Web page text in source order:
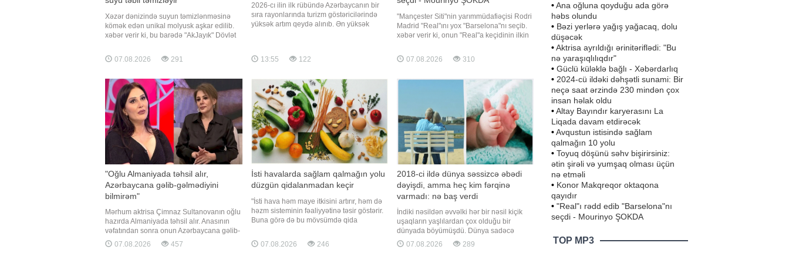
Xəzər dənizində suyun təmizlənməsinə
kömək edən unikal molyusk aşkar edilib.
xəbər verir ki, bu barədə "AkJayık" Dövlət
veriblər. "AkJayık" Dövlət Təbiət Qoruğu
Qazaxıstanın Atırau vilayətinin Mahambet
07.08.2026 291
2026-cı ilin ilk rübündə Azərbaycanın bir
sıra rayonlarında turizm göstəricilərində
yüksək artım qeydə alınıb. Ən yüksək
Agentliyindən məlumat verilib. Turizm
13:55 122
"Mançester Siti"nin yarımmüdafiəçisi Rodri
Madrid "Real"ını yox "Barselona"nı seçib.
xəbər verir ki, onun "Real"a keçidinin ilkin
tutmadığı məlum olub. Qeyd olunur ki,
Rodri "Real"la sövdələşməyə 100 faiz razı
07.08.2026 310
"Oğlu Almaniyada təhsil alır,
Azərbaycana gəlib-gəlmədiyini
bilmirəm"
Mərhum aktrisa Çimnaz Sultanovanın oğlu
hazırda Almaniyada təhsil alır. Anasının
vəfatından sonra onun Azərbaycana gəlib-
gəlməməsi barədə məlumatım yoxdur.
Bunu aktrisa Sonaxanım Əliyeva
07.08.2026 457
İsti havalarda sağlam qalmağın yolu
düzgün qidalanmadan keçir
"İsti hava həm maye itkisini artırır, həm də
həzm sisteminin fəaliyyətinə təsir göstərir.
Buna görə də bu mövsümdə qida
qorunması baxımından xüsusi əhəmiyyət
daşıyır". Bunu BİG.AZ-a açıqlamasında
07.08.2026 246
2018-ci ildə dünya səssizcə əbədi
dəyişdi, amma heç kim fərqinə
varmadı: nə baş verdi
İndiki nəsildən əvvəlki hər bir nəsil kiçik
uşaqların yaşlılardan çox olduğu bir
dünyada böyümüşdü. Dünya sadəcə
olaraq belə qurulmuşdu və bütün yazılı
tarix boyunca bütün planet üçün bu, belə
07.08.2026 289
•Ana oğluna qoyduğu ada görə
həbs olundu
• Bəzi yerlərə yağış yağacaq, dolu
düşəcək
•Aktrisa ayrıldığı ərinitəriflədi: "Bu
nə yaraşıqlılıqdır"
• Güclü küləklə bağlı - Xəbərdarlıq
• 2024-cü ildəki dəhşətli sunami: Bir
neçə saat ərzində 230 mindən çox
insan həlak oldu
•Altay Bayındır karyerasını La
Liqada davam etdirəcək
•Avqustun istisində sağlam
qalmağın 10 yolu
• Toyuq döşünü səhv bişirirsiniz:
ətin şirəli və yumşaq olması üçün
nə etməli
• Konor Makqreqor oktaqona
qayıdır
• "Real"ı rədd edib "Barselona"nı
seçdi - Mourinyo ŞOKDA
TOP MP3